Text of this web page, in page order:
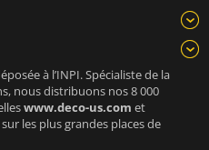
à l’INPI. Spécialiste de la
nous distribuons nos 8 000
www.deco-us.com et
les plus grandes places de